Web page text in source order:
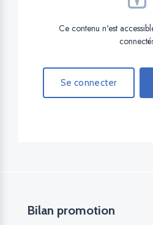
Ce contenu n'est
Se connecter
Bilan promotion